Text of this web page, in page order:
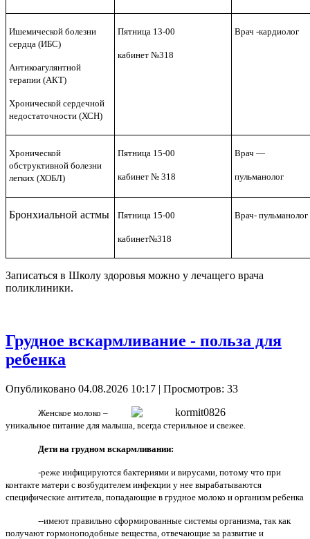
Ишемической болезни
сердца (ИБС)
Антикоагулянтной
терапии (АКТ)
Хронической сердечной
недостаточности (ХСН)
Пятница 13-00
кабинет №318
Врач -кардиолог
Хронической
обструктивной болезни
легких (ХОБЛ)
Пятница 15-00
кабинет № 318
Врач —
пульманолог
Бронхиальной астмы Пятница 15-00
кабинет№318
Врач- пульманолог
Записаться в Школу здоровья можно у лечащего врача
поликлиники.
Грудное вскармливание - польза для
ребенка
Опубликовано 04.08.2026 10:17 | Просмотров: 33
Женское молоко –
уникальное питание для малыша, всегда стерильное и свежее.
Дети на грудном вскармливании:
-реже инфицируются бактериями и вирусами, потому что при
контакте матери с возбудителем инфекции у нее вырабатываются
специфические антитела, попадающие в грудное молоко и организм ребенка
--имеют правильно сформированные системы организма, так как
получают гормоноподобные вещества, отвечающие за развитие и